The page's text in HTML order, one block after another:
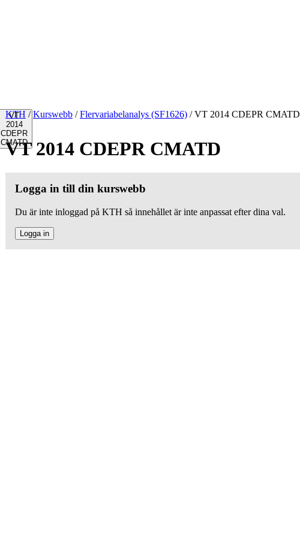
VT
2014
CDEPR
CMATD
KTH / Kurswebb / Flervariabelanalys (SF1626) /VT 2014 CDEPR CMATD
VT 2014 CDEPR CMATD
Logga in till din kurswebb
Du är inte inloggad på KTH så innehållet är inte anpassat efter dina val.
Logga in